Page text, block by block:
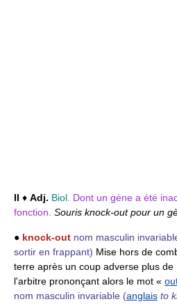
II ♦ Adj. Biol. Dont un gène a été
fonction. Souris knock-out pour un
● knock-out nom masculin
sortir en frappant) Mise hors de
terre après un coup adverse plus
l'arbitre prononçant alors le mot «
nom masculin invariable (anglais to